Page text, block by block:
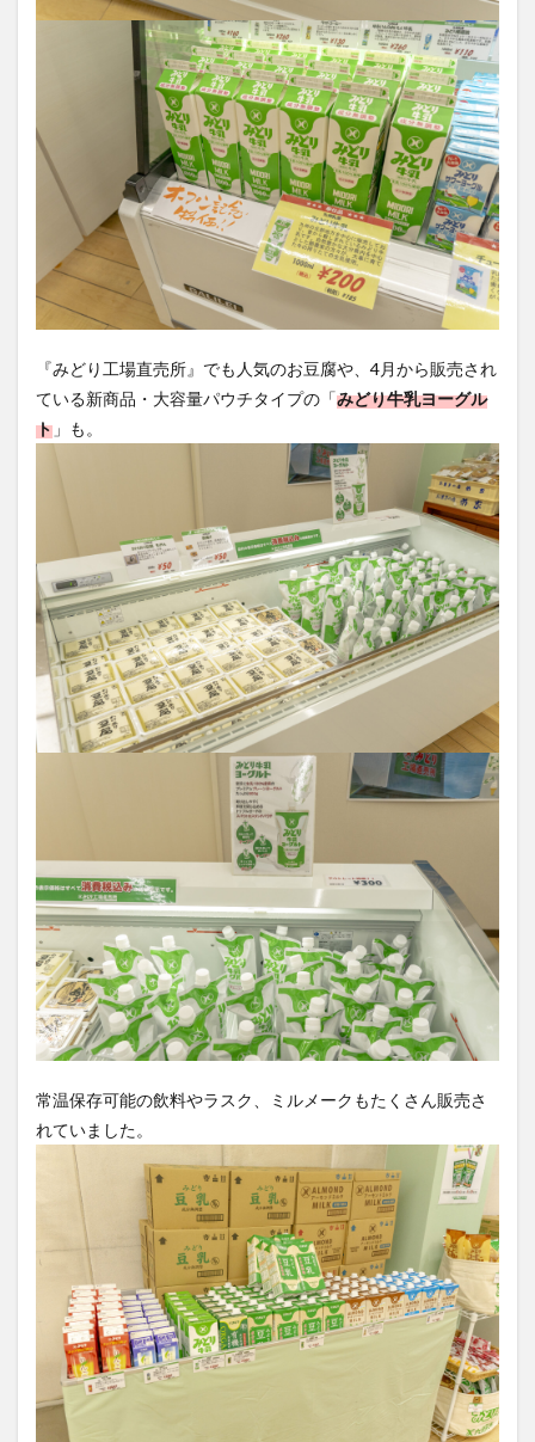
『みどり工場直売所』でも人気のお豆腐や、4月から販売され
ている新商品・大容量パウチタイプの「みどり牛乳ヨーグル
ト 」も。
常温保存可能の飲料やラスク、ミルメークもたくさん販売さ
れていました。